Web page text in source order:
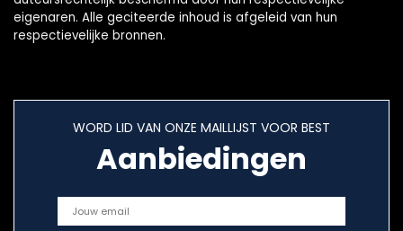
eigenaren. Alle geciteerde inhoud is afgeleid van hun
respectievelijke bronnen.
WORD LID VAN ONZE MAILLIJST VOOR BEST
Aanbiedingen